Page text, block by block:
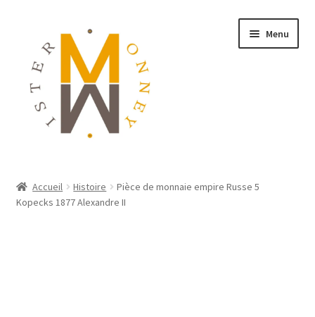
Menu
MONNAIES
Accueil Histoire
Pièce de monnaie empire Russe 5
Kopecks 1877 Alexandre II